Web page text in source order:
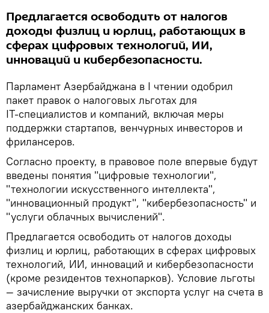
Предлагается освободить от налогов
доходы физлиц и юрлиц, работающих в
сферах цифровых технологий, ИИ,
инноваций и кибербезопасности.
Парламент Азербайджана в I чтении одобрил
пакет правок о налоговых льготах для
IT‑специалистов и компаний, включая меры
поддержки стартапов, венчурных инвесторов и
фрилансеров.
Согласно проекту, в правовое поле впервые будут
введены понятия "цифровые технологии",
"технологии искусственного интеллекта",
"инновационный продукт", "кибербезопасность" и
"услуги облачных вычислений".
Предлагается освободить от налогов доходы
физлиц и юрлиц, работающих в сферах цифровых
технологий, ИИ, инноваций и кибербезопасности
(кроме резидентов технопарков). Условие льготы
— зачисление выручки от экспорта услуг на счета в
азербайджанских банках.